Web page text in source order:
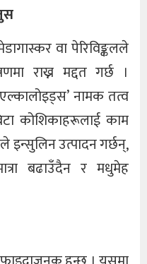
वा पेरिविङ्कलले
राख्न मद्दत गर्छ ।
नामक तत्व
कोशिकाहरूलाई काम
इन्सुलिन उत्पादन गर्छन्,
बढाउँदैन र मधुमेह